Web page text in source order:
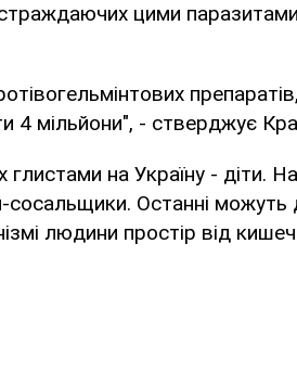
страждаючих цими
4 мільйони", - стверджує
на Україну - діти.
сосальщики. Останні можуть
людини простір від